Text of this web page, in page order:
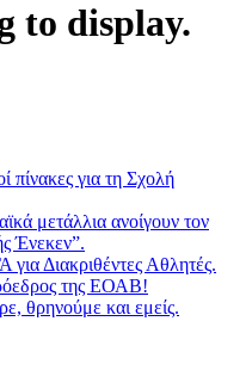
to display.
πίνακες για τη Σχολή
μετάλλια ανοίγουν τον
Ένεκεν”.
Διακριθέντες Αθλητές.
της ΕΟΑΒ!
θρηνούμε και εμείς.